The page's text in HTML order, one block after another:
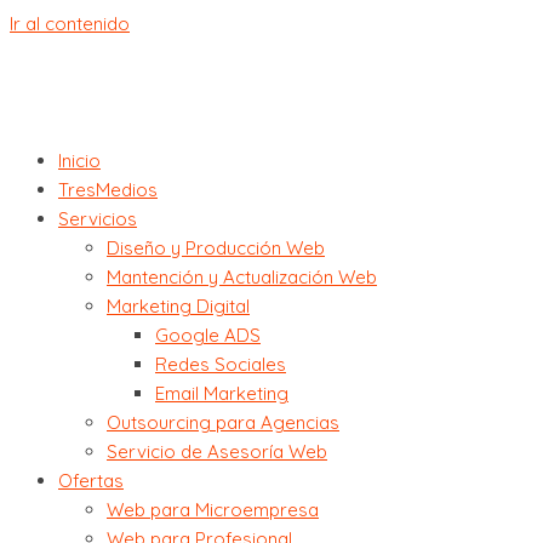
Ir al contenido
Inicio
TresMedios
Servicios
Diseño y Producción Web
Mantención y Actualización Web
Marketing Digital
Google ADS
Redes Sociales
Email Marketing
Outsourcing para Agencias
Servicio de Asesoría Web
Ofertas
Web para Microempresa